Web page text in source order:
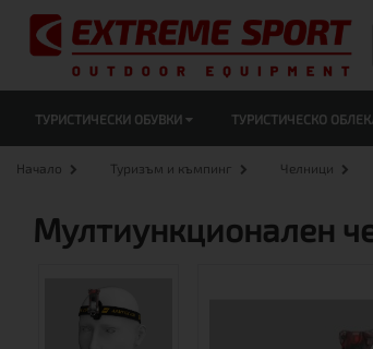
ТУРИСТИЧЕСКИ ОБУВКИ ТУРИСТИЧЕСКО
Начало Туризъм и къмпинг Челници
Мултиункционален